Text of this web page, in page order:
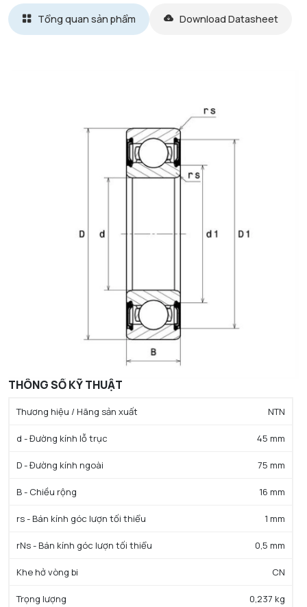
Tổng quan sản phẩm Download Datasheet
THÔNG SỐ KỸ THUẬT
Thương hiệu / Hãng sản xuất NTN
d - Đường kính lỗ trục 45 mm
D - Đường kính ngoài 75 mm
B - Chiều rộng 16 mm
rs - Bán kính góc lượn tối thiểu 1 mm
rNs - Bán kính góc lượn tối thiểu 0,5 mm
Khe hở vòng bi CN
Trọng lượng 0,237 kg